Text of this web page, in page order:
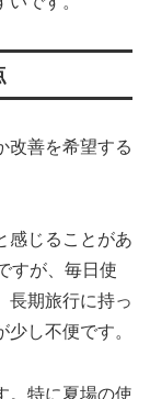
改善を希望する
感じることがあ
すが、毎日使
長期旅行に持っ
し不便です。
。特に夏場の使